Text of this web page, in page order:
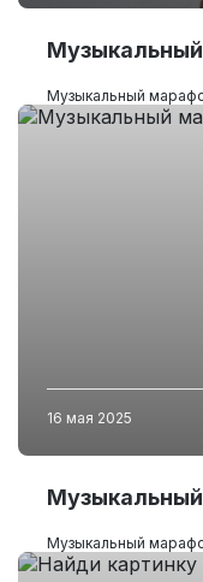
Музыкальный
16 мая 2025
Музыкальный